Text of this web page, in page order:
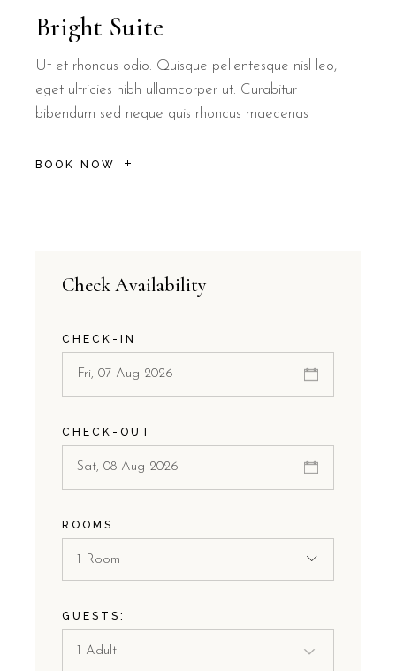
Bright Suite
Ut et rhoncus odio. Quisque pellentesque nisl leo,
eget ultricies nibh ullamcorper ut. Curabitur
bibendum sed neque quis rhoncus maecenas
BOOK NOW
Check Availability
CHECK-IN
CHECK-OUT
ROOMS
1 Room
GUESTS: